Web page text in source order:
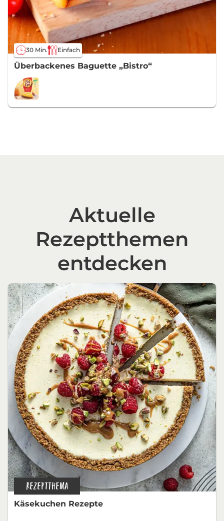
30 Min. Einfach
Überbackenes Baguette „Bistro“
Aktuelle
Rezeptthemen
entdecken
REZEPTTHEMA
Käsekuchen Rezepte